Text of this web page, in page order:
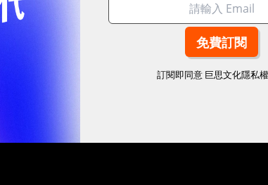
訂閱即同意 巨思文化隱私